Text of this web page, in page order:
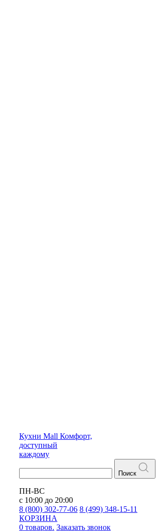
Кухни Mall Комфорт,
доступный
каждому
Поиск
ПН-ВС
с 10:00 до 20:00
8 (800) 302-77-06 8 (499) 348-15-11
КОРЗИНА
0 товаров. Заказать звонок